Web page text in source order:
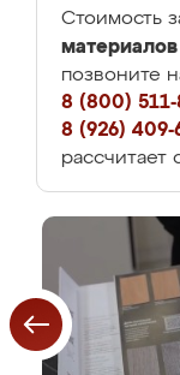
Стоимость
материалов
позвоните
8 (800) 511-
8 (926) 409-
рассчитает